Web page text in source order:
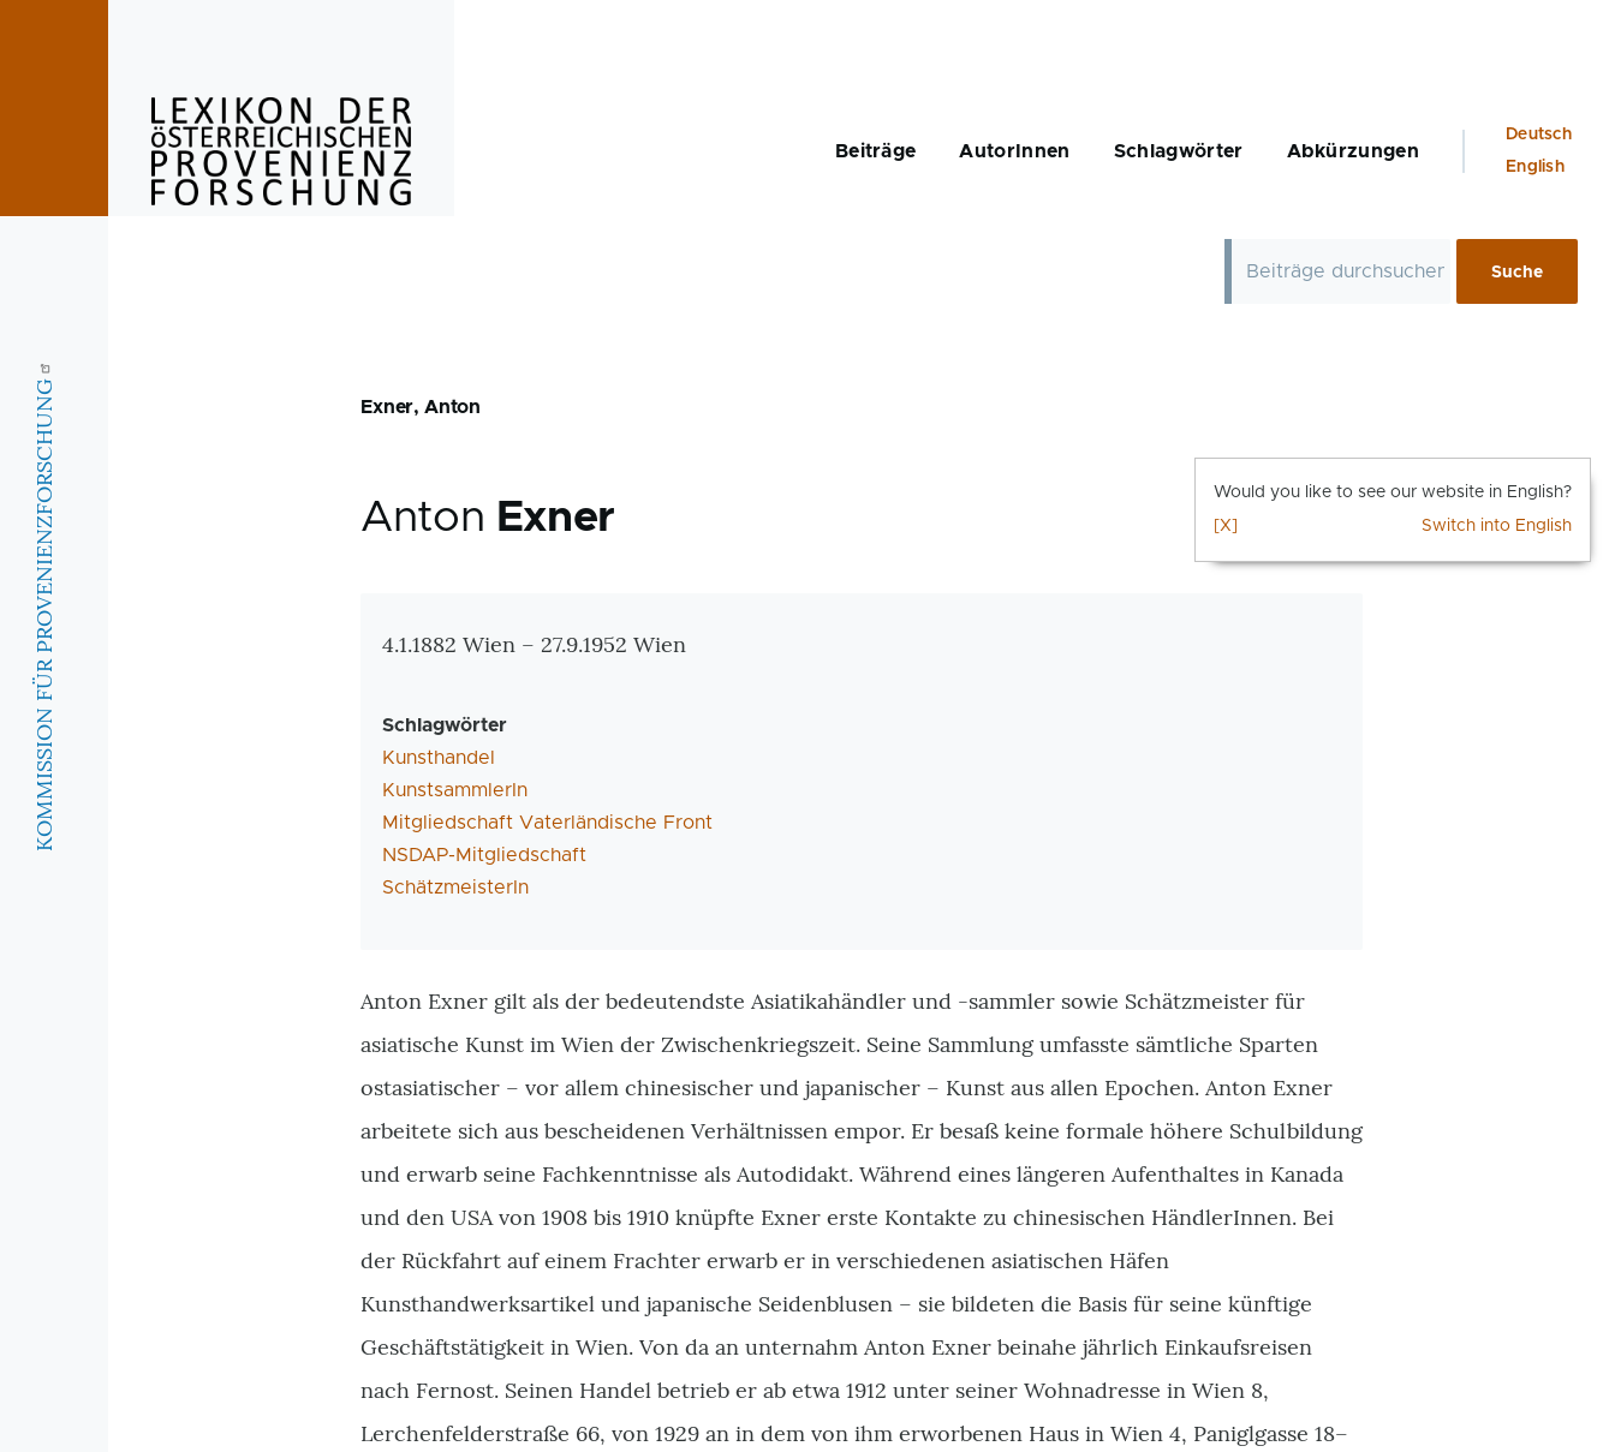
Beiträge AutorInnen Schlagwörter Abkürzungen
Language
switcher
Deutsch
English
Exner, Anton
Anton Exner
Zusatzinformationen
4.1.1882 Wien – 27.9.1952 Wien
Schlagwörter
Kunsthandel
KunstsammlerIn
Mitgliedschaft Vaterländische Front
NSDAP-Mitgliedschaft
SchätzmeisterIn
Anton Exner gilt als der bedeutendste Asiatikahändler und -sammler sowie Schätzmeister für
asiatische Kunst im Wien der Zwischenkriegszeit. Seine Sammlung umfasste sämtliche Sparten
ostasiatischer – vor allem chinesischer und japanischer – Kunst aus allen Epochen. Anton Exner
arbeitete sich aus bescheidenen Verhältnissen empor. Er besaß keine formale höhere Schulbildung
und erwarb seine Fachkenntnisse als Autodidakt. Während eines längeren Aufenthaltes in Kanada
und den USA von 1908 bis 1910 knüpfte Exner erste Kontakte zu chinesischen HändlerInnen. Bei
der Rückfahrt auf einem Frachter erwarb er in verschiedenen asiatischen Häfen
Kunsthandwerksartikel und japanische Seidenblusen – sie bildeten die Basis für seine künftige
Geschäftstätigkeit in Wien. Von da an unternahm Anton Exner beinahe jährlich Einkaufsreisen
nach Fernost. Seinen Handel betrieb er ab etwa 1912 unter seiner Wohnadresse in Wien 8,
Lerchenfelderstraße 66, von 1929 an in dem von ihm erworbenen Haus in Wien 4, Paniglgasse 18–
KOMMISSION FÜR PROVENIENZFORSCHUNG
Would you like to see our website in English?
Switch into English
[X]